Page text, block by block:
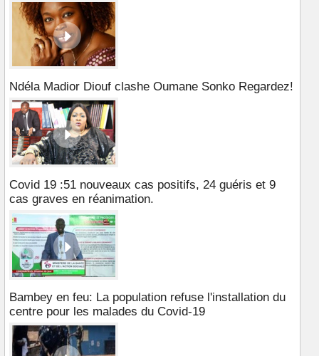
Ndéla Madior Diouf clashe Oumane Sonko Regardez!
Covid 19 :51 nouveaux cas positifs, 24 guéris et 9
cas graves en réanimation.
Bambey en feu: La population refuse l'installation du
centre pour les malades du Covid-19